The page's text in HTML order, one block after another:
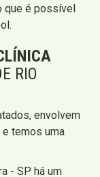
que é possível
RIO
envolvem
temos uma
- SP há um